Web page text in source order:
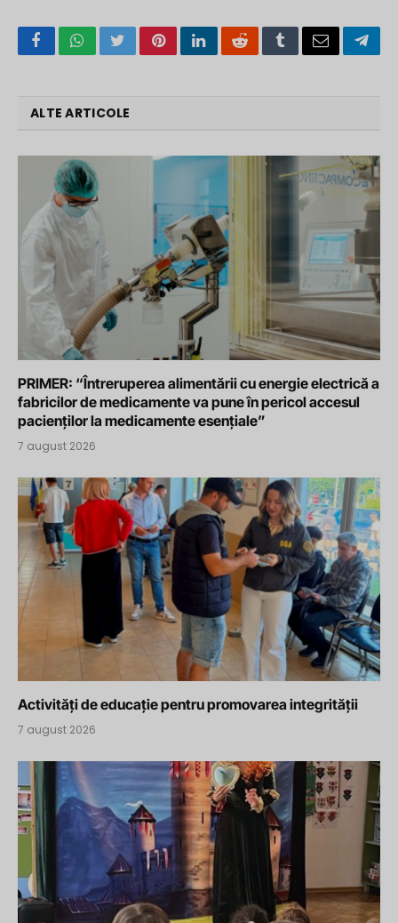
FacebookWhatsApp
TwitterPinterestLinkedInRedditTumblrEmail
ALTE ARTICOLE
PRIMER: “Întreruperea alimentării cu energie electrică a
fabricilor de medicamente va pune în pericol accesul
pacienților la medicamente esențiale”
7 august 2026
Activități de educație pentru promovarea integrității
7 august 2026